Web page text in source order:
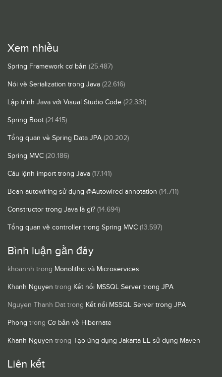
Xem nhiều
Spring Framework cơ bản (25.487)
Nói về Serialization trong Java (22.616)
Lập trình Java với Visual Studio Code (22.331)
Spring Boot (21.415)
Tổng quan về Spring Data JPA (20.202)
Spring MVC (20.186)
Câu lệnh import trong Java (17.141)
Bean autowiring sử dụng @Autowired annotation (14.711)
Constructor trong Java là gì? (14.694)
Tổng quan về controller trong Spring MVC (13.597)
Bình luận gần đây
khoannh trong Monolithic và Microservices
Khanh Nguyen trong Kết nối MSSQL Server trong JPA
Nguyen Thanh Dat trong Kết nối MSSQL Server trong JPA
Phong trong Cơ bản về Hibernate
Khanh Nguyen trong Tạo ứng dụng Jakarta EE sử dụng Maven
Liên kết